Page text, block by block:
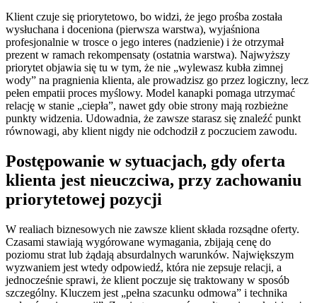
Klient czuje się priorytetowo, bo widzi, że jego prośba została
wysłuchana i doceniona (pierwsza warstwa), wyjaśniona
profesjonalnie w trosce o jego interes (nadzienie) i że otrzymał
prezent w ramach rekompensaty (ostatnia warstwa). Najwyższy
priorytet objawia się tu w tym, że nie „wylewasz kubła zimnej
wody” na pragnienia klienta, ale prowadzisz go przez logiczny, lecz
pełen empatii proces myślowy. Model kanapki pomaga utrzymać
relację w stanie „ciepła”, nawet gdy obie strony mają rozbieżne
punkty widzenia. Udowadnia, że zawsze starasz się znaleźć punkt
równowagi, aby klient nigdy nie odchodził z poczuciem zawodu.
Postępowanie w sytuacjach, gdy oferta
klienta jest nieuczciwa, przy zachowaniu
priorytetowej pozycji
W realiach biznesowych nie zawsze klient składa rozsądne oferty.
Czasami stawiają wygórowane wymagania, zbijają cenę do
poziomu strat lub żądają absurdalnych warunków. Największym
wyzwaniem jest wtedy odpowiedź, która nie zepsuje relacji, a
jednocześnie sprawi, że klient poczuje się traktowany w sposób
szczególny. Kluczem jest „pełna szacunku odmowa” i technika